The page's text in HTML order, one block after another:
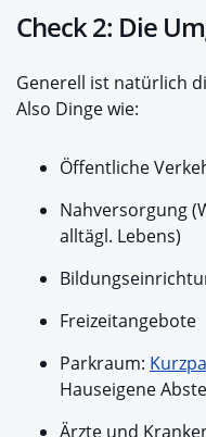
Check 2: Die
Generell ist natürlich
Also Dinge wie:
Öffentliche
Nahversorgung
alltägl. Lebens)
Freizeitangebote
Parkraum:
Hauseigene
Ärzte und